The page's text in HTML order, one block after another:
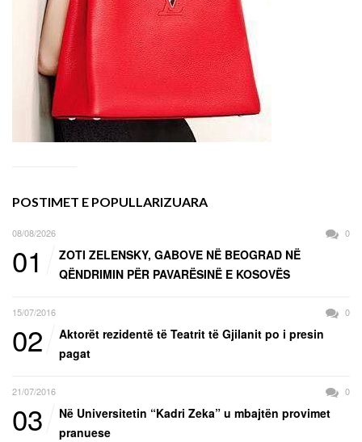
POSTIMET E POPULLARIZUARA
08/08/2026 0
01
ZOTI ZELENSKY, GABOVE NË BEOGRAD NË
QËNDRIMIN PËR PAVARËSINË E KOSOVËS
15/07/2016 0
02
Aktorët rezidentë të Teatrit të Gjilanit po i presin
pagat
21/07/2016 0
03
Në Universitetin “Kadri Zeka” u mbajtën provimet
pranuese